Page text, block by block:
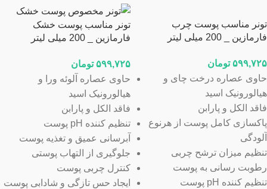
تونر مناسب پوست چرب
فارمازین _ 200 میلی لیتر
۵۹۹,۷۲۵ تومان
حاوی عصاره درخت چای و
هیالورونیک اسید
فاقد الکل و پارابن
پاکسازی کامل پوست از هرنوع
آلودگی
تنظیم میزان ترشح چربی
رطوبت رسانی به پوست
تنظیم کننده pH پوست
تونر مناسب پوست خشک
فارمازین _ 200 میلی لیتر
۵۹۹,۷۲۵ تومان
حاوی عصاره آلوئه ورا و
هیالورونیک اسید
فاقد الکل و پارابن
تنظیم کننده pH پوست
آبرسانی عمیق و تغذیه پوست
جلوگیری از التهاب پوستی
کنترل چربی پوست
ایجاد حس تازگی و شادابی پوست